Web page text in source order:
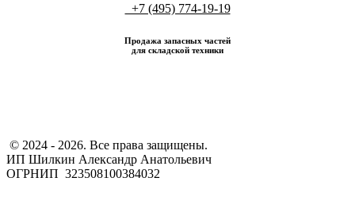
+7 (495) 774-19-19
Продажа запасных частей
для складской техники
​ © 2024 - 2026. Все права защищены.
ИП Шилкин Александр Анатольевич
ОГРНИП 323508100384032